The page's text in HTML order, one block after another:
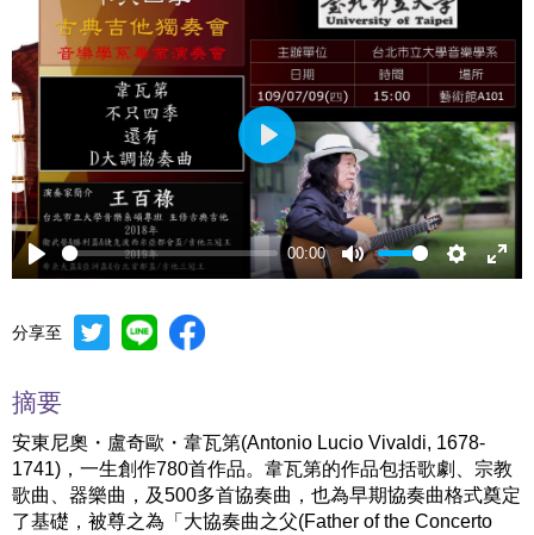
Play
00:00
Mute Settings
Play
分享至
摘要
安東尼奧・盧奇歐・韋瓦第(Antonio Lucio Vivaldi, 1678-
1741)，一生創作780首作品。韋瓦第的作品包括歌劇、宗教
歌曲、器樂曲，及500多首協奏曲，也為早期協奏曲格式奠定
了基礎，被尊之為「大協奏曲之父(Father of the Concerto